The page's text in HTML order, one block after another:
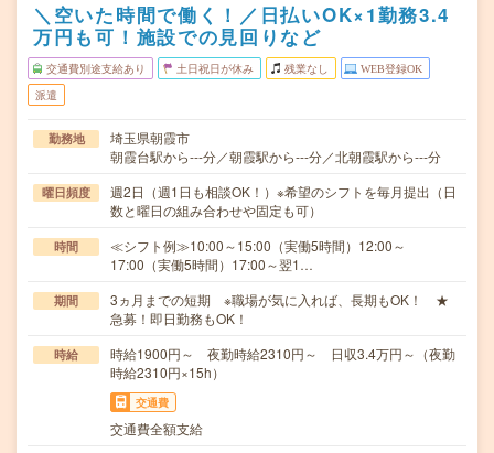
＼空いた時間で働く！／日払いOK×1勤務3.4
万円も可！施設での見回りなど
交通費別途支給あり 土日祝日が休み 残業なし WEB登録OK
派遣
勤務地
埼玉県朝霞市
朝霞台駅から---分／朝霞駅から---分／北朝霞駅から---分
曜日頻度
週2日（週1日も相談OK！）※希望のシフトを毎月提出（日
数と曜日の組み合わせや固定も可）
時間
≪シフト例≫10:00～15:00（実働5時間）12:00～
17:00（実働5時間）17:00～翌1…
期間
3ヵ月までの短期 ※職場が気に入れば、長期もOK！ ★
急募！即日勤務もOK！
時給
時給1900円～ 夜勤時給2310円～ 日収3.4万円～（夜勤
時給2310円×15h）
交通費
交通費全額支給